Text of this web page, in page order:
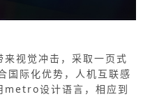
视觉冲击，采取一页式
国际化优势，人机互联感
metro设计语言，相应到